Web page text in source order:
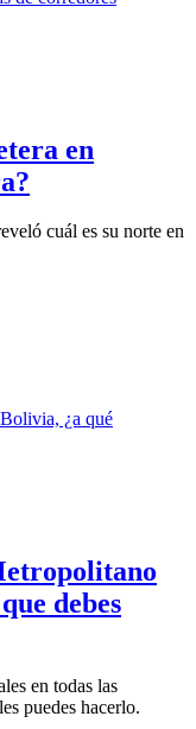
en
cuál es su norte en
debes
en todas las
puedes hacerlo.